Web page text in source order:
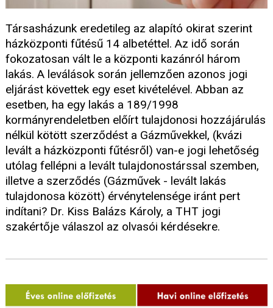
Társasházunk eredetileg az alapító okirat szerint
házközponti fűtésű 14 albetéttel. Az idő során
fokozatosan vált le a központi kazánról három
lakás. A leválások során jellemzően azonos jogi
eljárást követtek egy eset kivételével. Abban az
esetben, ha egy lakás a 189/1998
kormányrendeletben előírt tulajdonosi hozzájárulás
nélkül kötött szerződést a Gázművekkel, (kvázi
levált a házközponti fűtésről) van-e jogi lehetőség
utólag fellépni a levált tulajdonostárssal szemben,
illetve a szerződés (Gázművek - levált lakás
tulajdonosa között) érvénytelensége iránt pert
indítani? Dr. Kiss Balázs Károly, a THT jogi
szakértője válaszol az olvasói kérdésekre.